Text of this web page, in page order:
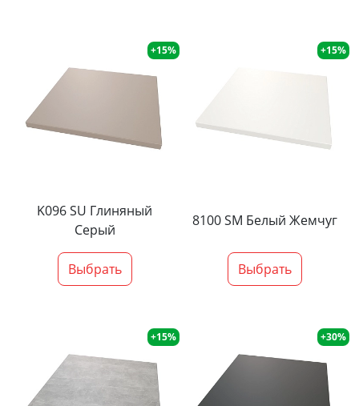
+15%
K096 SU Глиняный
Серый
Выбрать
+15%
8100 SM Белый Жемчуг
Выбрать
+15% +30%